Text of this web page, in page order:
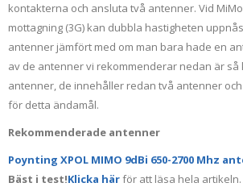
kontakterna och ansluta två antenner. Vid
mottagning (3G) kan dubbla hastigheten
antenner jämfört med om man bara hade en
av de antenner vi rekommenderar nedan är så
antenner, de innehåller redan två antenner
för detta ändamål.
Rekommenderade antenner
Poynting XPOL MIMO 9dBi 650-2700 Mhz
Bäst i test!Klicka härför att läsa hela artikeln.